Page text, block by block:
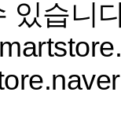
있습니